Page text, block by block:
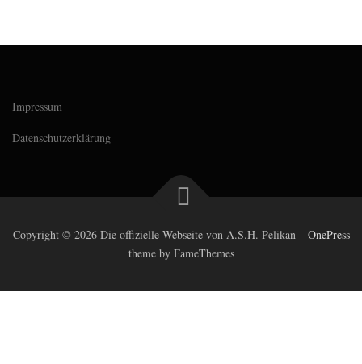
Impressum
Datenschutzerklärung
Copyright © 2026 Die offizielle Webseite von A.S.H. Pelikan– OnePress
theme by FameThemes